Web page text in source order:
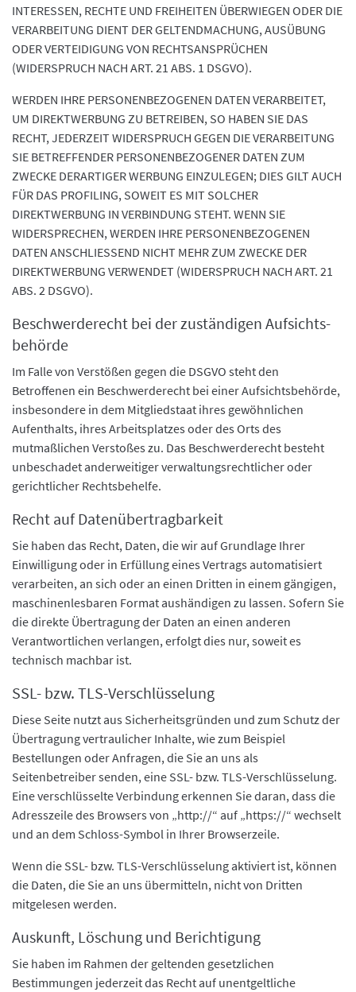
INTERESSEN, RECHTE UND FREIHEITEN ÜBERWIEGEN ODER DIE
VERARBEITUNG DIENT DER GELTENDMACHUNG, AUSÜBUNG
ODER VERTEIDIGUNG VON RECHTSANSPRÜCHEN
(WIDERSPRUCH NACH ART. 21 ABS. 1 DSGVO).
WERDEN IHRE PERSONENBEZOGENEN DATEN VERARBEITET,
UM DIREKTWERBUNG ZU BETREIBEN, SO HABEN SIE DAS
RECHT, JEDERZEIT WIDERSPRUCH GEGEN DIE VERARBEITUNG
SIE BETREFFENDER PERSONENBEZOGENER DATEN ZUM
ZWECKE DERARTIGER WERBUNG EINZULEGEN; DIES GILT AUCH
FÜR DAS PROFILING, SOWEIT ES MIT SOLCHER
DIREKTWERBUNG IN VERBINDUNG STEHT. WENN SIE
WIDERSPRECHEN, WERDEN IHRE PERSONENBEZOGENEN
DATEN ANSCHLIESSEND NICHT MEHR ZUM ZWECKE DER
DIREKTWERBUNG VERWENDET (WIDERSPRUCH NACH ART. 21
ABS. 2 DSGVO).
Beschwerde­recht bei der zuständigen Aufsichts­
behörde
Im Falle von Verstößen gegen die DSGVO steht den
Betroffenen ein Beschwerderecht bei einer Aufsichtsbehörde,
insbesondere in dem Mitgliedstaat ihres gewöhnlichen
Aufenthalts, ihres Arbeitsplatzes oder des Orts des
mutmaßlichen Verstoßes zu. Das Beschwerderecht besteht
unbeschadet anderweitiger verwaltungsrechtlicher oder
gerichtlicher Rechtsbehelfe.
Recht auf Daten­übertrag­barkeit
Sie haben das Recht, Daten, die wir auf Grundlage Ihrer
Einwilligung oder in Erfüllung eines Vertrags automatisiert
verarbeiten, an sich oder an einen Dritten in einem gängigen,
maschinenlesbaren Format aushändigen zu lassen. Sofern Sie
die direkte Übertragung der Daten an einen anderen
Verantwortlichen verlangen, erfolgt dies nur, soweit es
technisch machbar ist.
SSL- bzw. TLS-Verschlüsselung
Diese Seite nutzt aus Sicherheitsgründen und zum Schutz der
Übertragung vertraulicher Inhalte, wie zum Beispiel
Bestellungen oder Anfragen, die Sie an uns als
Seitenbetreiber senden, eine SSL- bzw. TLS-Verschlüsselung.
Eine verschlüsselte Verbindung erkennen Sie daran, dass die
Adresszeile des Browsers von „http://“ auf „https://“ wechselt
und an dem Schloss-Symbol in Ihrer Browserzeile.
Wenn die SSL- bzw. TLS-Verschlüsselung aktiviert ist, können
die Daten, die Sie an uns übermitteln, nicht von Dritten
mitgelesen werden.
Auskunft, Löschung und Berichtigung
Sie haben im Rahmen der geltenden gesetzlichen
Bestimmungen jederzeit das Recht auf unentgeltliche